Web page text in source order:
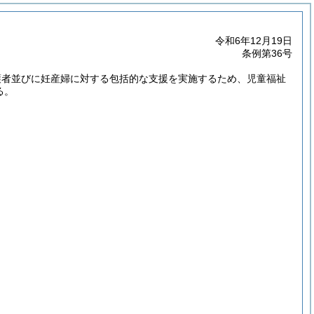
令和6年12月19日
条例第36号
並びに妊産婦に対する包括的な支援を実施するため、児童福祉